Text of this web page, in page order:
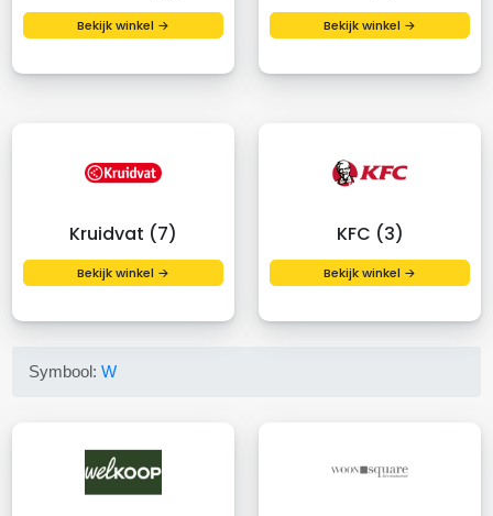
Bekijk winkel → Bekijk winkel →
Kruidvat (7)
Bekijk winkel →
KFC (3)
Bekijk winkel →
Symbool:W